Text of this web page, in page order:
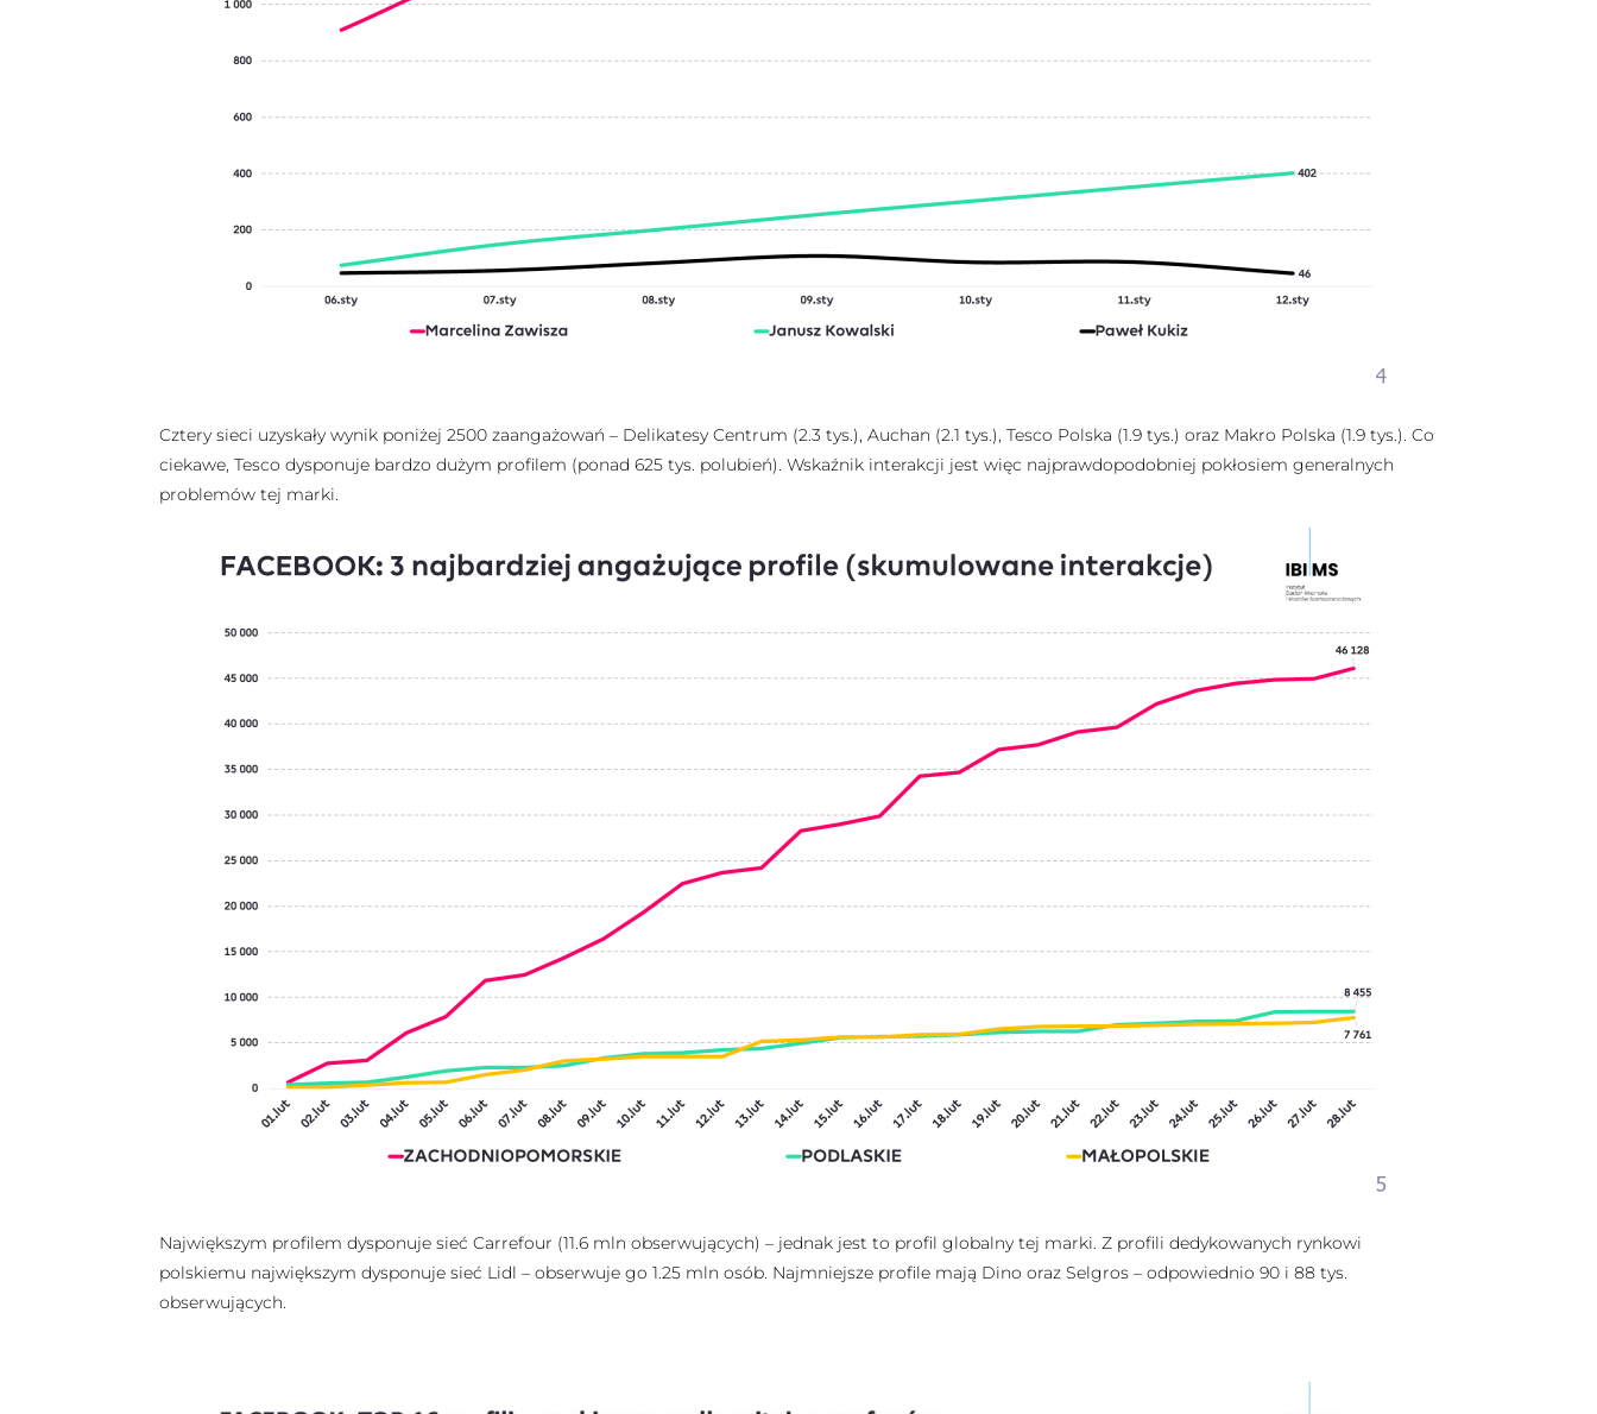
Cztery sieci uzyskały wynik poniżej 2500 zaangażowań – Delikatesy Centrum (2.3 tys.), Auchan (2.1 tys.), Tesco Polska (1.9 tys.) oraz Makro Polska (1.9 tys.). Co
ciekawe, Tesco dysponuje bardzo dużym profilem (ponad 625 tys. polubień). Wskaźnik interakcji jest więc najprawdopodobniej pokłosiem generalnych
problemów tej marki.
Największym profilem dysponuje sieć Carrefour (11.6 mln obserwujących) – jednak jest to profil globalny tej marki. Z profili dedykowanych rynkowi
polskiemu największym dysponuje sieć Lidl – obserwuje go 1.25 mln osób. Najmniejsze profile mają Dino oraz Selgros – odpowiednio 90 i 88 tys.
obserwujących.